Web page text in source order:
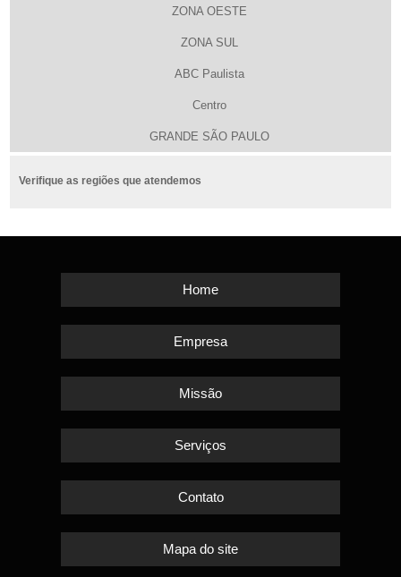
ZONA OESTE
ZONA SUL
ABC Paulista
Centro
GRANDE SÃO PAULO
Verifique as regiões que atendemos
Home
Empresa
Missão
Serviços
Contato
Mapa do site